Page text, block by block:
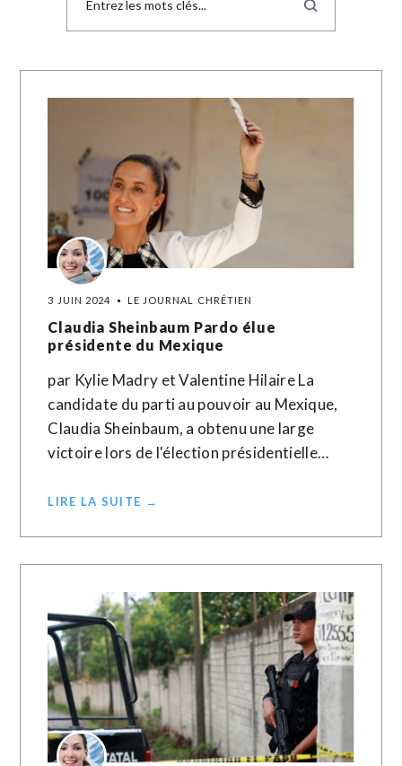
3 JUIN 2024 LE JOURNAL CHRÉTIEN
Claudia Sheinbaum Pardo élue
présidente du Mexique
par Kylie Madry et Valentine Hilaire La
candidate du parti au pouvoir au Mexique,
Claudia Sheinbaum, a obtenu une large
victoire lors de l'élection présidentielle…
LIRE LA SUITE →